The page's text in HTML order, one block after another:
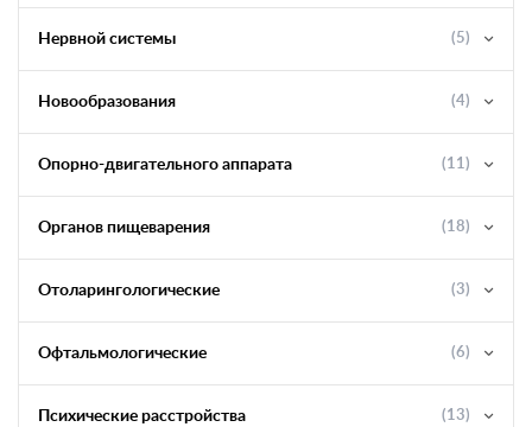
Нервной системы (5)
Новообразования (4)
Опорно-двигательного аппарата (11)
Органов пищеварения (18)
Отоларингологические (3)
Офтальмологические (6)
Психические расстройства (13)